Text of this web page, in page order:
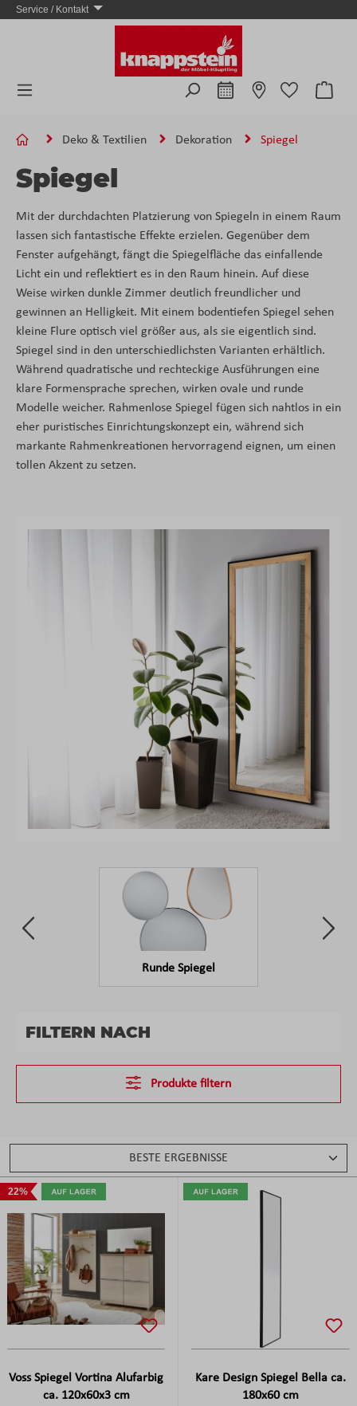
Zum Hauptinhalt springen
Service / Kontakt
Deko & Textilien Dekoration Spiegel
Spiegel
Mit der durchdachten Platzierung von Spiegeln in einem Raum
lassen sich fantastische Effekte erzielen. Gegenüber dem
Fenster aufgehängt, fängt die Spiegelfläche das einfallende
Licht ein und reflektiert es in den Raum hinein. Auf diese
Weise wirken dunkle Zimmer deutlich freundlicher und
gewinnen an Helligkeit. Mit einem bodentiefen Spiegel sehen
kleine Flure optisch viel größer aus, als sie eigentlich sind.
Spiegel sind in den unterschiedlichsten Varianten erhältlich.
Während quadratische und rechteckige Ausführungen eine
klare Formensprache sprechen, wirken ovale und runde
Modelle weicher. Rahmenlose Spiegel fügen sich nahtlos in ein
eher puristisches Einrichtungskonzept ein, während sich
markante Rahmenkreationen hervorragend eignen, um einen
tollen Akzent zu setzen.
Runde Spiegel
FILTERN NACH
Produkte filtern
22%
Voss Spiegel Vortina Alufarbig
ca. 120x60x3 cm
Kare Design Spiegel Bella ca.
180x60 cm